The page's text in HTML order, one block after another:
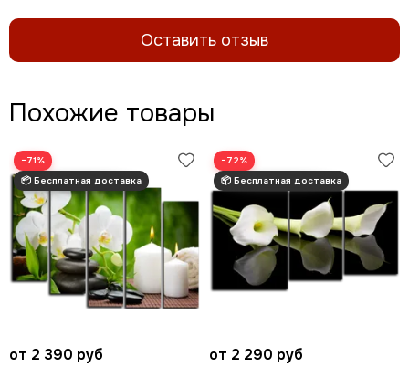
Оставить отзыв
Похожие товары
−71%
от 2 390 руб
−72%
от 2 290 руб